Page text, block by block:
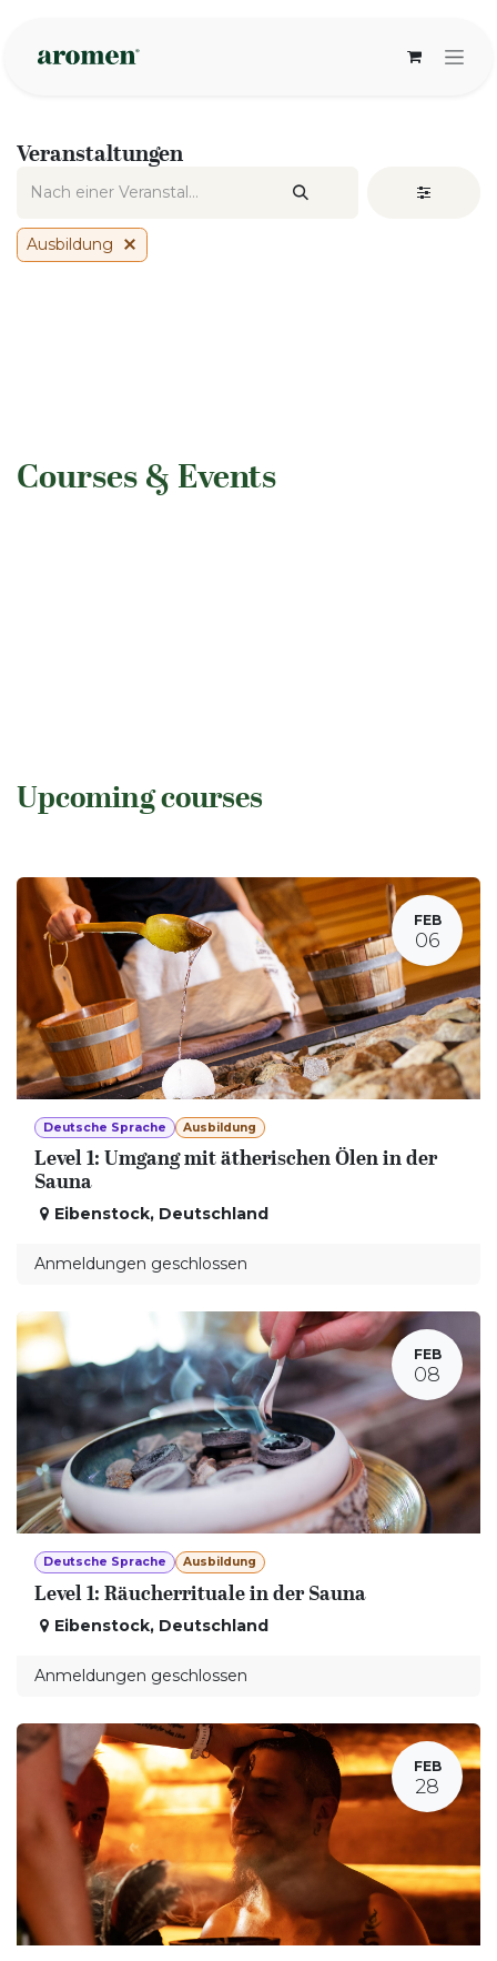
Veranstaltungen
Ausbildung
​Courses & Events
Upcoming courses
FEB
06
Deutsche Sprache Ausbildung
Level 1: Umgang mit ätherischen Ölen in der
Sauna
Eibenstock, Deutschland
Anmeldungen geschlossen
FEB
08
Deutsche Sprache Ausbildung
Level 1: Räucherrituale in der Sauna
Eibenstock, Deutschland
Anmeldungen geschlossen
FEB
28